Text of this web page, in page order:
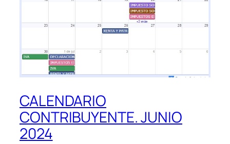
CALENDARIO
CONTRIBUYENTE. JUNIO
2024